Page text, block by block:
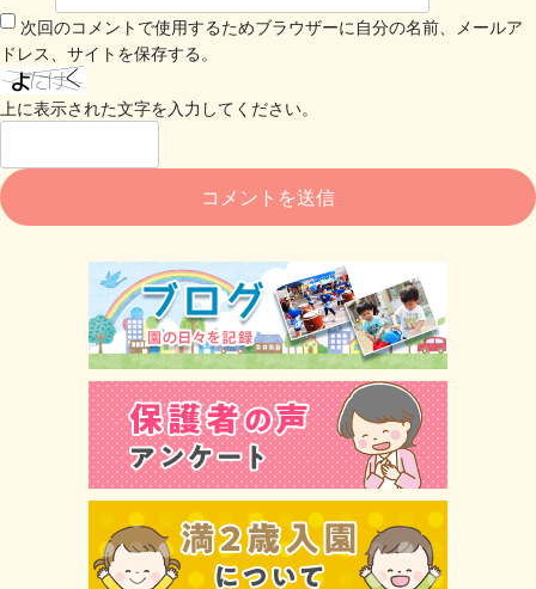
次回のコメントで使用するためブラウザーに自分の名前、メールア
ドレス、サイトを保存する。
上に表示された文字を入力してください。